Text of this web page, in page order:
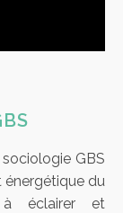
GBS
énergétique du
à éclairer et